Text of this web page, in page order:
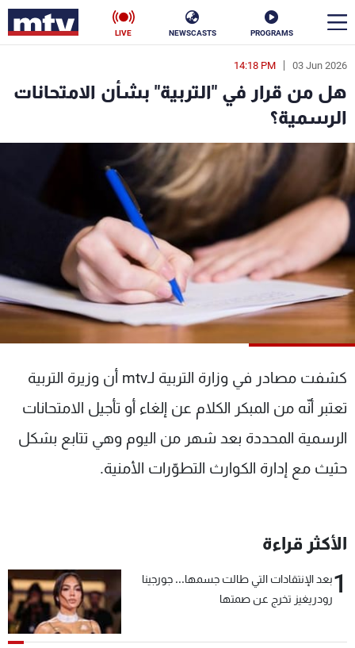
PROGRAMS
NEWSCASTS
LIVE
03 Jun 2026
14:18 PM
هل من قرار في "التربية" بشأن الامتحانات
الرسمية؟
كشفت مصادر في وزارة التربية لـmtv أن وزيرة التربية
تعتبر أنّه من المبكر الكلام عن إلغاء أو تأجيل الامتحانات
الرسمية المحددة بعد شهر من اليوم وهي تتابع بشكل
حثيث مع إدارة الكوارث التطوّرات الأمنية.
الأكثر قراءة
1بعد الإنتقادات التي طالت جسمها... جورجينا
رودريغيز تخرج عن صمتها
en
الأخبار
سياسة ناس
إقتصاد فن
منوعات رياضة
كأس العالم
البرامج
جدول البرامج
شاهد البرامج
الترددات
عن MTV
الإنـتـاج
لاعلاناتكم
وظائف
تواصل معنا
شروط الإسـتخدام